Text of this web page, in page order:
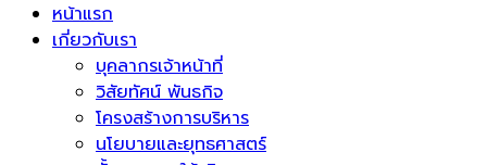
หน้าแรก
เกี่ยวกับเรา
บุคลากรเจ้าหน้าที่
วิสัยทัศน์ พันธกิจ
โครงสร้างการบริหาร
นโยบายและยุทธศาสตร์